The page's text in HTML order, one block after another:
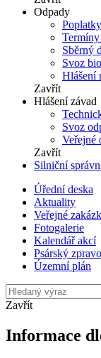
Odpady
Sběrný
Svoz
Hlášení
Zavřít
Hlášení závad
Svoz
Veřejné
Zavřít
Silniční
Úřední deska
Aktuality
Veřejné
Fotogalerie
Kalendář akcí
Psárský
Územní plán
Zavřít
Informace